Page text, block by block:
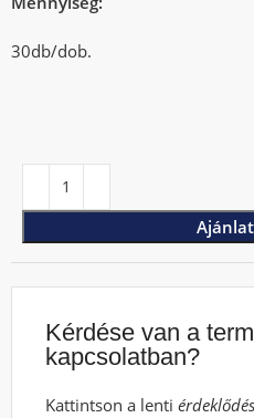
30db/dob.
Kérdése van a
kapcsolatban?
Kattintson a lentiérdeklődés